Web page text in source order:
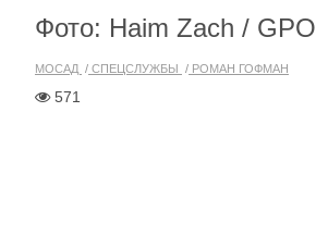
Фото: Haim Zach / GPO
МОСАД СПЕЦСЛУЖБЫ РОМАН ГОФМАН
571